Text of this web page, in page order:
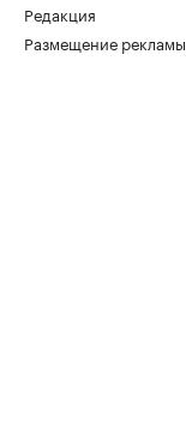
Редакция
Размещение рекламы